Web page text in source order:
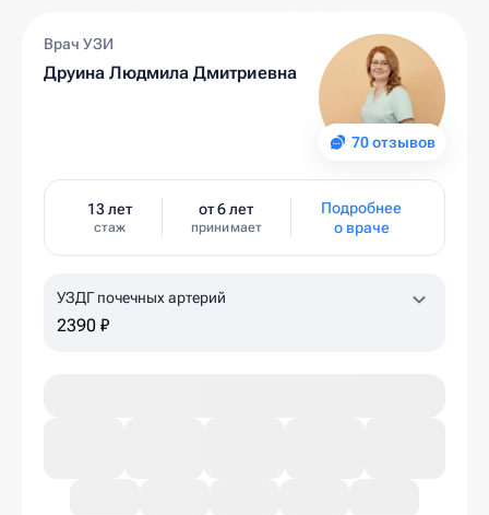
70 отзывов
Врач УЗИ
Друина Людмила Дмитриевна
13 лет
стаж
от 6 лет
принимает
Подробнее
о враче
УЗДГ почечных артерий
2390 ₽